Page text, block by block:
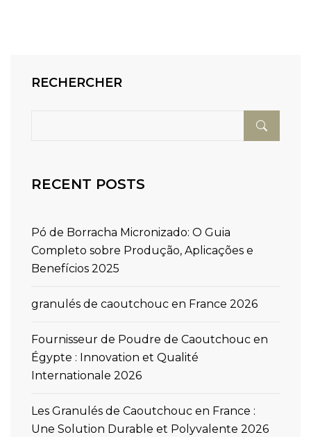
RECHERCHER
RECENT POSTS
Pó de Borracha Micronizado: O Guia
Completo sobre Produção, Aplicações e
Benefícios 2025
granulés de caoutchouc en France 2026
Fournisseur de Poudre de Caoutchouc en
Égypte : Innovation et Qualité
Internationale 2026
Les Granulés de Caoutchouc en France :
Une Solution Durable et Polyvalente 2026